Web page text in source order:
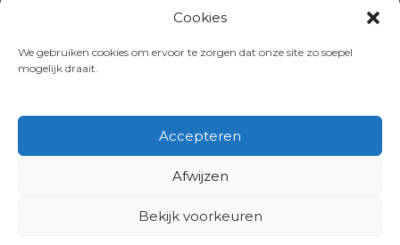
Cookies
We gebruiken cookies om ervoor te zorgen dat onze site zo soepel
mogelijk draait.
Accepteren
Afwijzen
Bekijk voorkeuren
VOLG ONS OP: